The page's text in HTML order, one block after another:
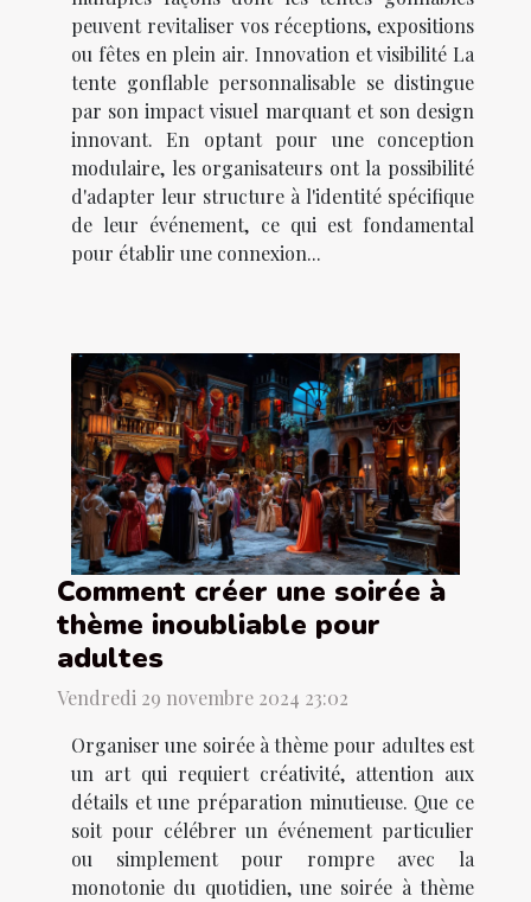
peuvent revitaliser vos réceptions, expositions
ou fêtes en plein air. Innovation et visibilité La
tente gonflable personnalisable se distingue
par son impact visuel marquant et son design
innovant. En optant pour une conception
modulaire, les organisateurs ont la possibilité
d'adapter leur structure à l'identité spécifique
de leur événement, ce qui est fondamental
pour établir une connexion...
Comment créer une soirée à
thème inoubliable pour
adultes
Vendredi 29 novembre 2024 23:02
Organiser une soirée à thème pour adultes est
un art qui requiert créativité, attention aux
détails et une préparation minutieuse. Que ce
soit pour célébrer un événement particulier
ou simplement pour rompre avec la
monotonie du quotidien, une soirée à thème